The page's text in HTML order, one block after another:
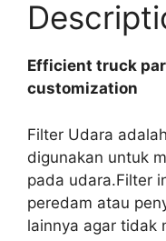
Efficient truck
customization
Filter Udara
digunakan untuk
pada udara.Filter
peredam atau
lainnya agar tidak